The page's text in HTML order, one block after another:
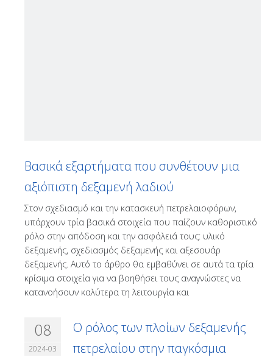
Βασικά εξαρτήματα που συνθέτουν μια
αξιόπιστη δεξαμενή λαδιού
Στον σχεδιασμό και την κατασκευή πετρελαιοφόρων,
υπάρχουν τρία βασικά στοιχεία που παίζουν καθοριστικό
ρόλο στην απόδοση και την ασφάλειά τους: υλικό
δεξαμενής, σχεδιασμός δεξαμενής και αξεσουάρ
δεξαμενής. Αυτό το άρθρο θα εμβαθύνει σε αυτά τα τρία
κρίσιμα στοιχεία για να βοηθήσει τους αναγνώστες να
κατανοήσουν καλύτερα τη λειτουργία και
08
2024-03
Ο ρόλος των πλοίων δεξαμενής
πετρελαίου στην παγκόσμια